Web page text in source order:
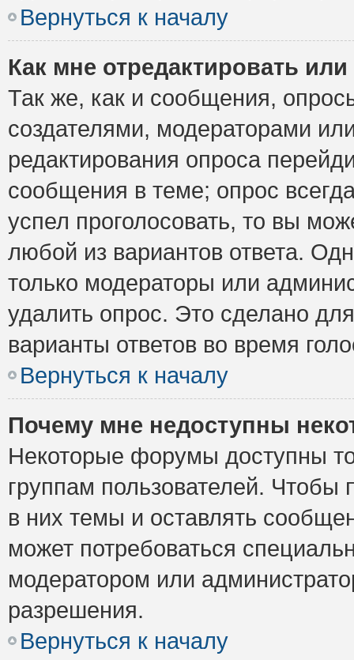
Вернуться к началу
Как мне отредактировать
Так же, как и сообщения,
создателями, модераторами
редактирования опроса
сообщения в теме; опрос
успел проголосовать, то вы
любой из вариантов ответа.
только модераторы или
удалить опрос. Это сделано
варианты ответов во время
Вернуться к началу
Почему мне недоступны
Некоторые форумы доступны
группам пользователей. Чтобы
в них темы и оставлять
может потребоваться
модератором или
разрешения.
Вернуться к началу